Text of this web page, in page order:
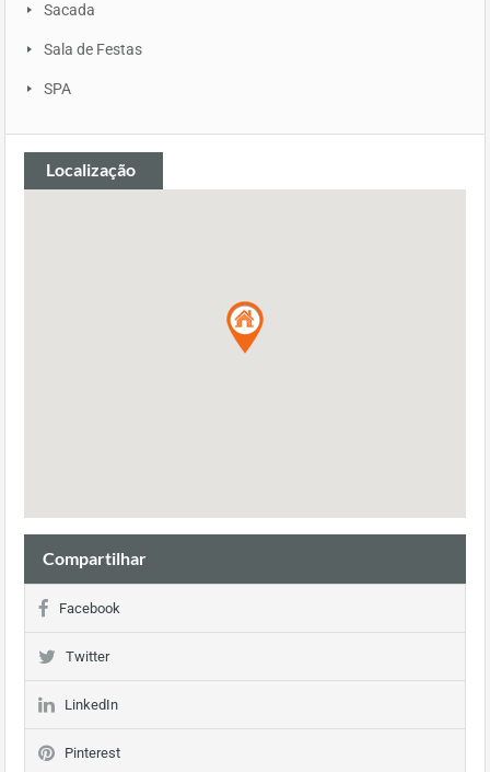
Sacada
Sala de Festas
SPA
Localização
Compartilhar
Facebook
Twitter
LinkedIn
Pinterest